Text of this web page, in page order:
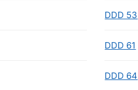
DDD 53
DDD 61
DDD 64